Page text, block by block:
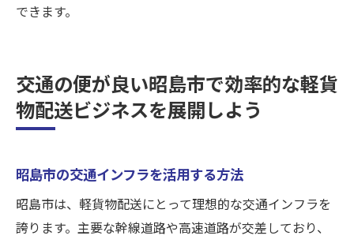
できます。
交通の便が良い昭島市で効率的な軽貨
物配送ビジネスを展開しよう
昭島市の交通インフラを活用する方法
昭島市は、軽貨物配送にとって理想的な交通インフラを
誇ります。主要な幹線道路や高速道路が交差しており、